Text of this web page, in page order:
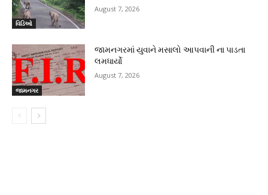
વિડિઓ
August 7, 2026
જામનગર
જામનગરમાં યુવાને મસાલો આપવાની ના પાડતા
લમધાર્યો
August 7, 2026